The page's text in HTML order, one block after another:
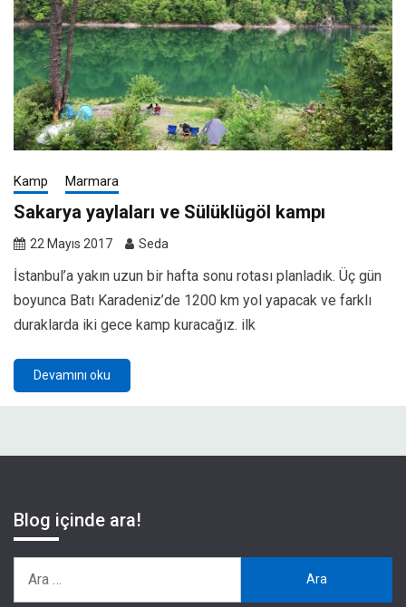
Kamp Marmara
Sakarya yaylaları ve Sülüklügöl kampı
22 Mayıs 2017 Seda
İstanbul’a yakın uzun bir hafta sonu rotası planladık. Üç gün
boyunca Batı Karadeniz’de 1200 km yol yapacak ve farklı
duraklarda iki gece kamp kuracağız. ilk
Devamını oku
Blog içinde ara!